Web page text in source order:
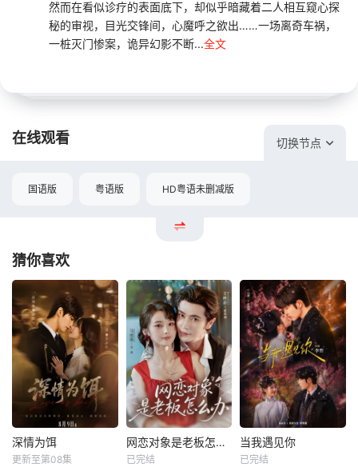
然而在看似诊疗的表面底下，却似乎暗藏着二人相互窥心探
秘的审视，目光交锋间，心魔呼之欲出……一场离奇车祸，
一桩灭门惨案，诡异幻影不断...全文
在线观看 切换节点
国语版 粤语版 HD粤语未删减版
猜你喜欢
深情为饵
更新至第08集
网恋对象是老板怎么办
已完结
当我遇见你
已完结